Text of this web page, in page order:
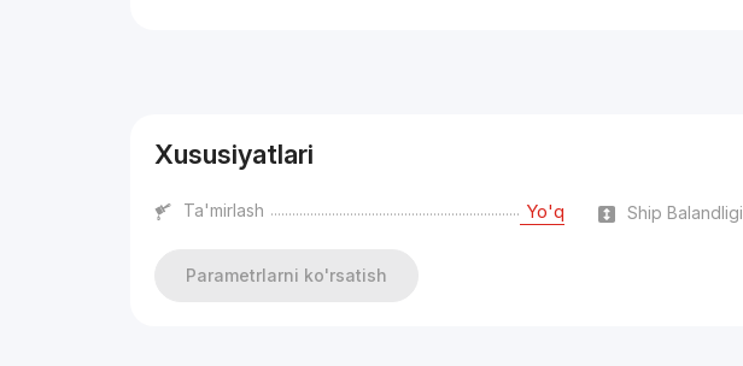
Xususiyatlari
Ta'mirlash Yo'q Ship Balandligi
Parametrlarni ko'rsatish